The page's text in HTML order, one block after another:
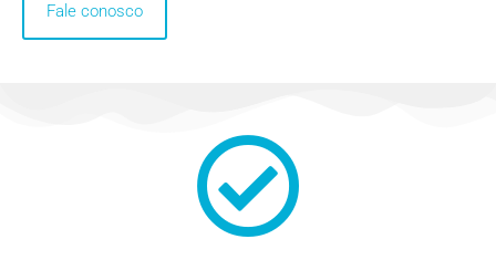
Fale conosco